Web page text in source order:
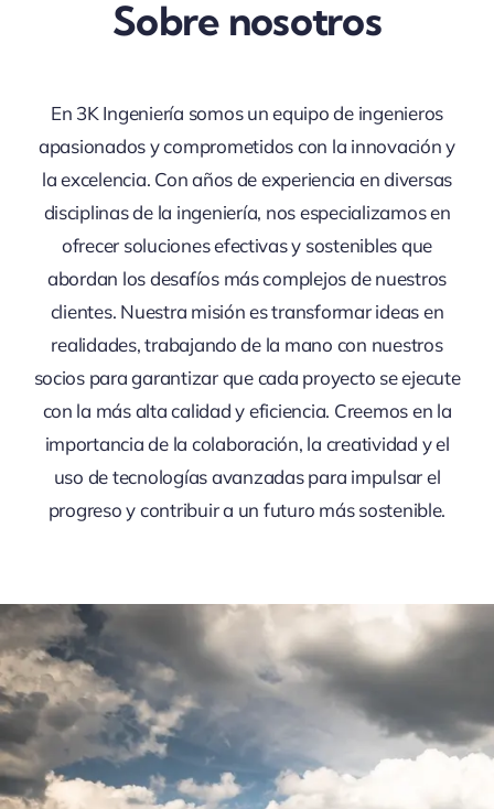
Sobre nosotros
En 3K Ingeniería somos un equipo de ingenieros
apasionados y comprometidos con la innovación y
la excelencia. Con años de experiencia en diversas
disciplinas de la ingeniería, nos especializamos en
ofrecer soluciones efectivas y sostenibles que
abordan los desafíos más complejos de nuestros
clientes. Nuestra misión es transformar ideas en
realidades, trabajando de la mano con nuestros
socios para garantizar que cada proyecto se ejecute
con la más alta calidad y eficiencia. Creemos en la
importancia de la colaboración, la creatividad y el
uso de tecnologías avanzadas para impulsar el
progreso y contribuir a un futuro más sostenible.